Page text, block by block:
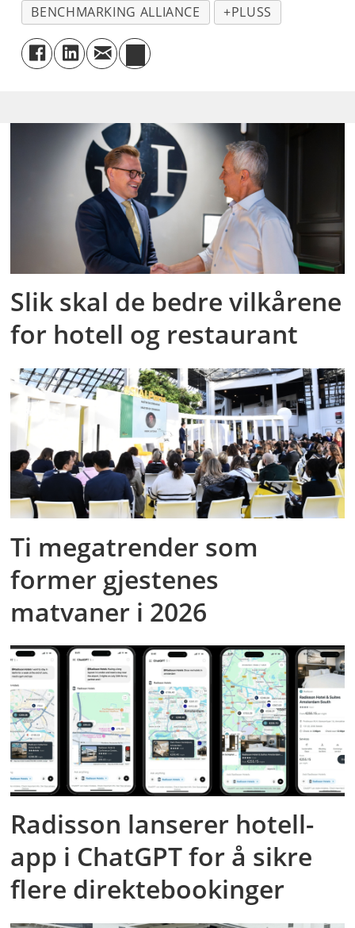
BENCHMARKING ALLIANCE
+PLUSS
Slik skal de bedre vilkårene
for hotell og restaurant
Ti megatrender som
former gjestenes
matvaner i 2026
Radisson lanserer hotell-
app i ChatGPT for å sikre
flere direktebookinger